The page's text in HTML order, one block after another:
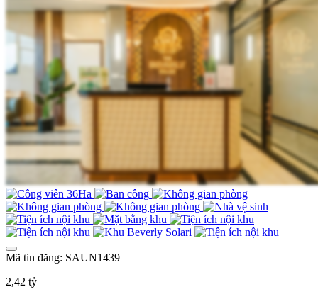
Mã tin đăng: SAUN1439
2,42 tỷ